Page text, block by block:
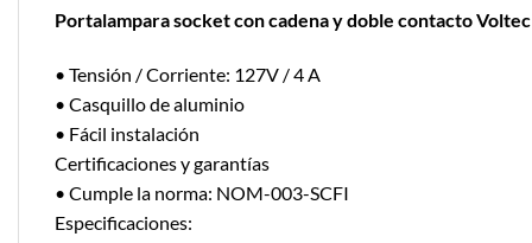
Portalampara socket con cadena y doble contacto
• Tensión / Corriente: 127V / 4 A
• Casquillo de aluminio
• Fácil instalación
Certificaciones y garantías
• Cumple la norma: NOM-003-SCFI
Especificaciones: